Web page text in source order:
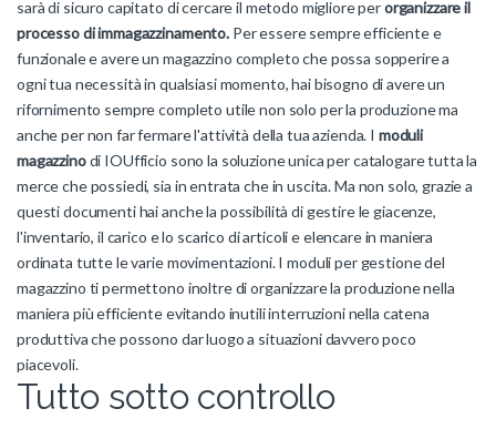
sarà di sicuro capitato di cercare il metodo migliore perorganizzare il
processo di immagazzinamento.Per essere sempre efficiente e
funzionale e avere un magazzino completo che possa sopperire a
ogni tua necessità in qualsiasi momento, hai bisogno di avere un
rifornimento sempre completo utile non solo per la produzione ma
anche per non far fermare l'attività della tua azienda. I moduli
magazzinodi IOUfficio sono la soluzione unica per catalogare tutta la
merce che possiedi, sia in entrata che in uscita. Ma non solo, grazie a
questi documenti hai anche la possibilità di gestire le giacenze,
l'inventario, il carico e lo scarico di articoli e elencare in maniera
ordinata tutte le varie movimentazioni. I moduli per gestione del
magazzino ti permettono inoltre di organizzare la produzione nella
maniera più efficiente evitando inutili interruzioni nella catena
produttiva che possono dar luogo a situazioni davvero poco
piacevoli.
Tutto sotto controllo